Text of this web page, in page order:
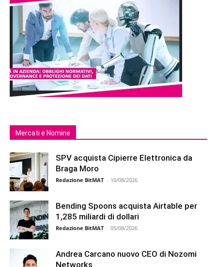
Mercati e Nomine
SPV acquista Cipierre Elettronica da
Braga Moro
Redazione BitMAT - 10/08/2026
Bending Spoons acquista Airtable per
1,285 miliardi di dollari
Redazione BitMAT - 05/08/2026
Andrea Carcano nuovo CEO di Nozomi
Networks